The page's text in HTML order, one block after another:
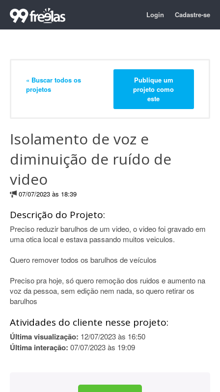
Login Cadastre-se
« Buscar todos os
projetos
Publique um
projeto como
este
Isolamento de voz e
diminuição de ruído de
video
07/07/2023 às 18:39
Descrição do Projeto:
Preciso reduzir barulhos de um video, o video foi gravado em
uma otica local e estava passando muitos veiculos.
Quero remover todos os barulhos de veículos
Preciso pra hoje, só quero remoção dos ruidos e aumento na
voz da pessoa, sem edição nem nada, so quero retirar os
barulhos
Atividades do cliente nesse projeto:
Última visualização: 12/07/2023 às 16:50
Última interação: 07/07/2023 às 19:09